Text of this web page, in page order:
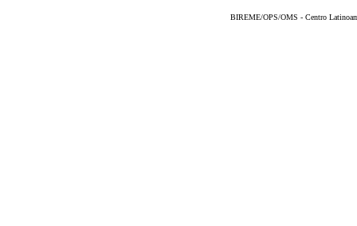
BIREME/OPS/OMS - Centro